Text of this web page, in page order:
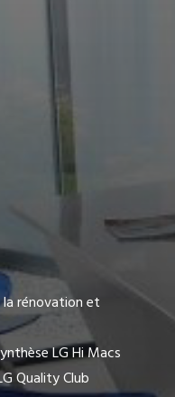
rénovation et
LG Hi Macs
Quality Club